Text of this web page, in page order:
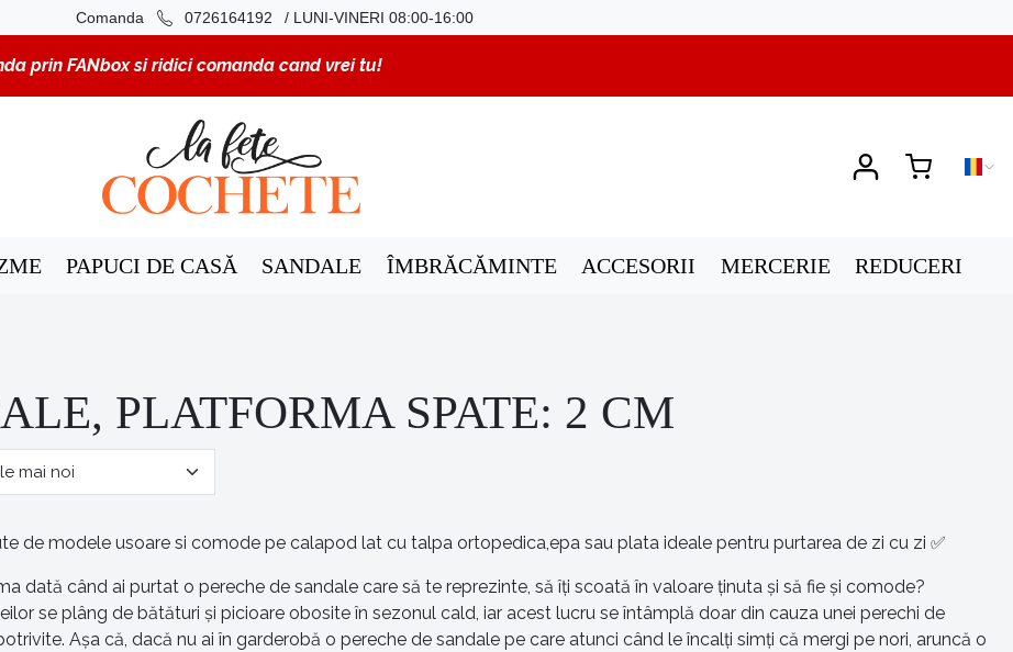
Comanda 0726164192 / LUNI-VINERI 08:00-16:00
prin FANbox si ridici comanda cand vrei tu!
PAPUCI DE CASĂ SANDALE ÎMBRĂCĂMINTE ACCESORII MERCERIE REDUCERI
PLATFORMA SPATE: 2 CM
de modele usoare si comode pe calapod lat cu talpa ortopedica,epa sau plata ideale pentru purtarea de zi cu zi ✅
dată când ai purtat o pereche de sandale care să te reprezinte, să îți scoată în valoare ținuta și să fie și comode?
se plâng de bătături și picioare obosite în sezonul cald, iar acest lucru se întâmplă doar din cauza unei perechi de
Așa că, dacă nu ai în garderobă o pereche de sandale pe care atunci când le încalți simți că mergi pe nori, aruncă o